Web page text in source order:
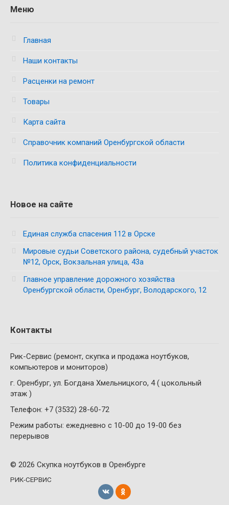
Меню
Главная
Наши контакты
Расценки на ремонт
Товары
Карта сайта
Справочник компаний Оренбургской области
Политика конфиденциальности
Новое на сайте
Единая служба спасения 112 в Орске
Мировые судьи Советского района, судебный участок
№12, Орск, Вокзальная улица, 43а
Главное управление дорожного хозяйства
Оренбургской области, Оренбург, Володарского, 12
Контакты
Рик-Сервис (ремонт, скупка и продажа ноутбуков,
компьютеров и мониторов)
г. Оренбург, ул. Богдана Хмельницкого, 4 ( цокольный
этаж )
Телефон: +7 (3532) 28-60-72
Режим работы: ежедневно с 10-00 до 19-00 без
перерывов
© 2026 Скупка ноутбуков в Оренбурге
РИК-СЕРВИС